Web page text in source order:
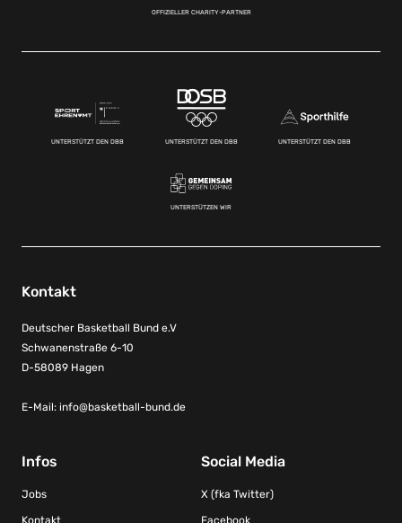
OFFIZIELLER CHARITY-PARTNER
UNTERSTÜTZT DEN DBB UNTERSTÜTZT DEN DBB UNTERSTÜTZT DEN DBB
UNTERSTÜTZEN WIR
Kontakt
Deutscher Basketball Bund e.V
Schwanenstraße 6-10
D-58089 Hagen
E-Mail: info@basketball-bund.de
Infos
Jobs
Kontakt
Social Media
X (fka Twitter)
Facebook